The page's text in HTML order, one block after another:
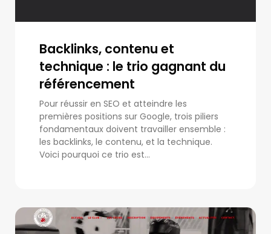
Backlinks, contenu et
technique : le trio gagnant du
référencement
Pour réussir en SEO et atteindre les
premières positions sur Google, trois piliers
fondamentaux doivent travailler ensemble :
les backlinks, le contenu, et la technique.
Voici pourquoi ce trio est...